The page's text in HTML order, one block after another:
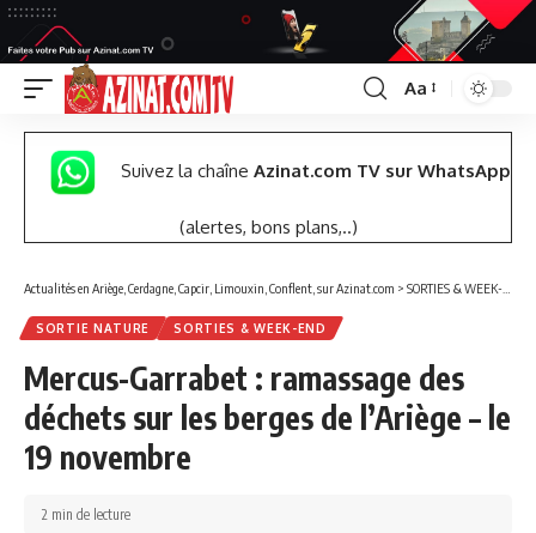
Font
Resizer
Aa
Suivez la chaîne Azinat.com TV sur WhatsApp
(alertes, bons plans,..)
Actualités en Ariège, Cerdagne, Capcir, Limouxin, Conflent, sur Azinat.com > SORTIES & WEEK-END
SORTIE NATURE SORTIES & WEEK-END
Mercus-Garrabet : ramassage des
déchets sur les berges de l’Ariège – le
19 novembre
2 min de lecture